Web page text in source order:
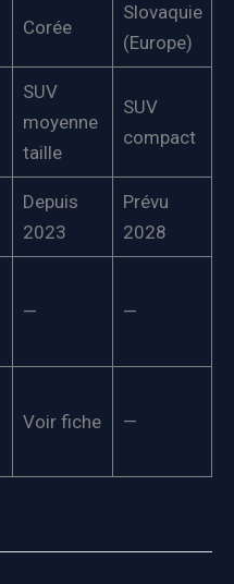
Corée
Slovaquie
(Europe)
SUV
moyenne
taille
SUV
compact
Depuis
2023
Prévu
2028
— —
Voir fiche —